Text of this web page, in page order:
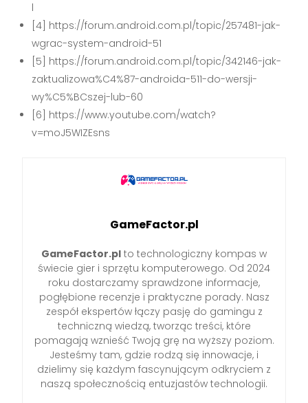
l
[4] https://forum.android.com.pl/topic/257481-jak-
wgrac-system-android-51
[5] https://forum.android.com.pl/topic/342146-jak-
zaktualizowa%C4%87-androida-511-do-wersji-
wy%C5%BCszej-lub-60
[6] https://www.youtube.com/watch?
v=moJ5WIZEsns
GameFactor.pl
GameFactor.pl to technologiczny kompas w
świecie gier i sprzętu komputerowego. Od 2024
roku dostarczamy sprawdzone informacje,
pogłębione recenzje i praktyczne porady. Nasz
zespół ekspertów łączy pasję do gamingu z
techniczną wiedzą, tworząc treści, które
pomagają wznieść Twoją grę na wyższy poziom.
Jesteśmy tam, gdzie rodzą się innowacje, i
dzielimy się każdym fascynującym odkryciem z
naszą społecznością entuzjastów technologii.